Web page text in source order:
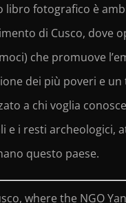
libro fotografico è
di Cusco, dove
che promuove
dei più poveri e
a chi voglia
e i resti archeologici,
questo paese.
where the NGO